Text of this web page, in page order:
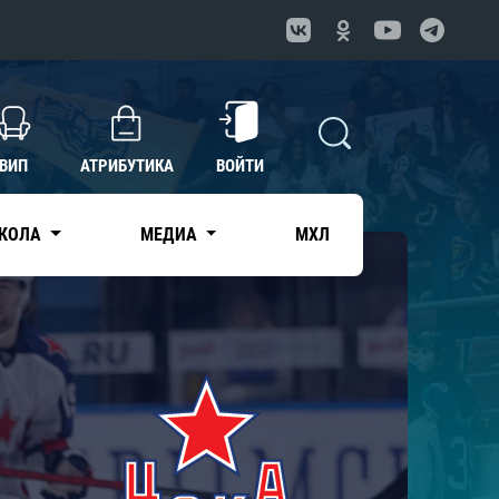
ВИП АТРИБУТИКА ВОЙТИ
МЕДИА МХЛ